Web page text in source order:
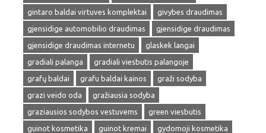
gintaro baldai virtuves komplektai
givybes draudimas
gjensidige automobilio draudimas
gjensidige draudimas
gjensidige draudimas internetu
glaskek langai
gradiali palanga
gradiali viesbutis palangoje
grafų baldai
grafu baldai kainos
graži sodyba
grazi veido oda
gražiausia sodyba
graziausios sodybos vestuvems
green viesbutis
guinot kosmetika
guinot kremai
gydomoji kosmetika